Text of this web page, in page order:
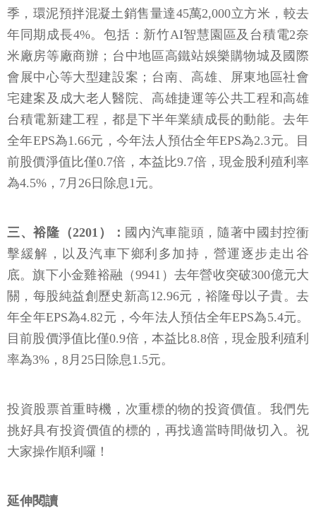
季，環泥預拌混凝土銷售量達45萬2,000立方米，較去
年同期成長4%。包括：新竹AI智慧園區及台積電2奈
米廠房等廠商辦；台中地區高鐵站娛樂購物城及國際
會展中心等大型建設案；台南、高雄、屏東地區社會
宅建案及成大老人醫院、高雄捷運等公共工程和高雄
台積電新建工程，都是下半年業績成長的動能。去年
全年EPS為1.66元，今年法人預估全年EPS為2.3元。目
前股價淨值比僅0.7倍，本益比9.7倍，現金股利殖利率
為4.5%，7月26日除息1元。
三、裕隆（2201）： 國內汽車龍頭，隨著中國封控衝
擊緩解，以及汽車下鄉利多加持，營運逐步走出谷
底。旗下小金雞裕融（9941）去年營收突破300億元大
關，每股純益創歷史新高12.96元，裕隆母以子貴。去
年全年EPS為4.82元，今年法人預估全年EPS為5.4元。
目前股價淨值比僅0.9倍，本益比8.8倍，現金股利殖利
率為3%，8月25日除息1.5元。
投資股票首重時機，次重標的物的投資價值。我們先
挑好具有投資價值的標的，再找適當時間做切入。祝
大家操作順利囉！
延伸閱讀